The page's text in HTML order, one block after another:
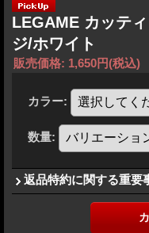
LEGAME カッテ
ジ/ホワイト
販売価格: 1,650円(税込)
カラー:
数量:
返品特約に関する重要